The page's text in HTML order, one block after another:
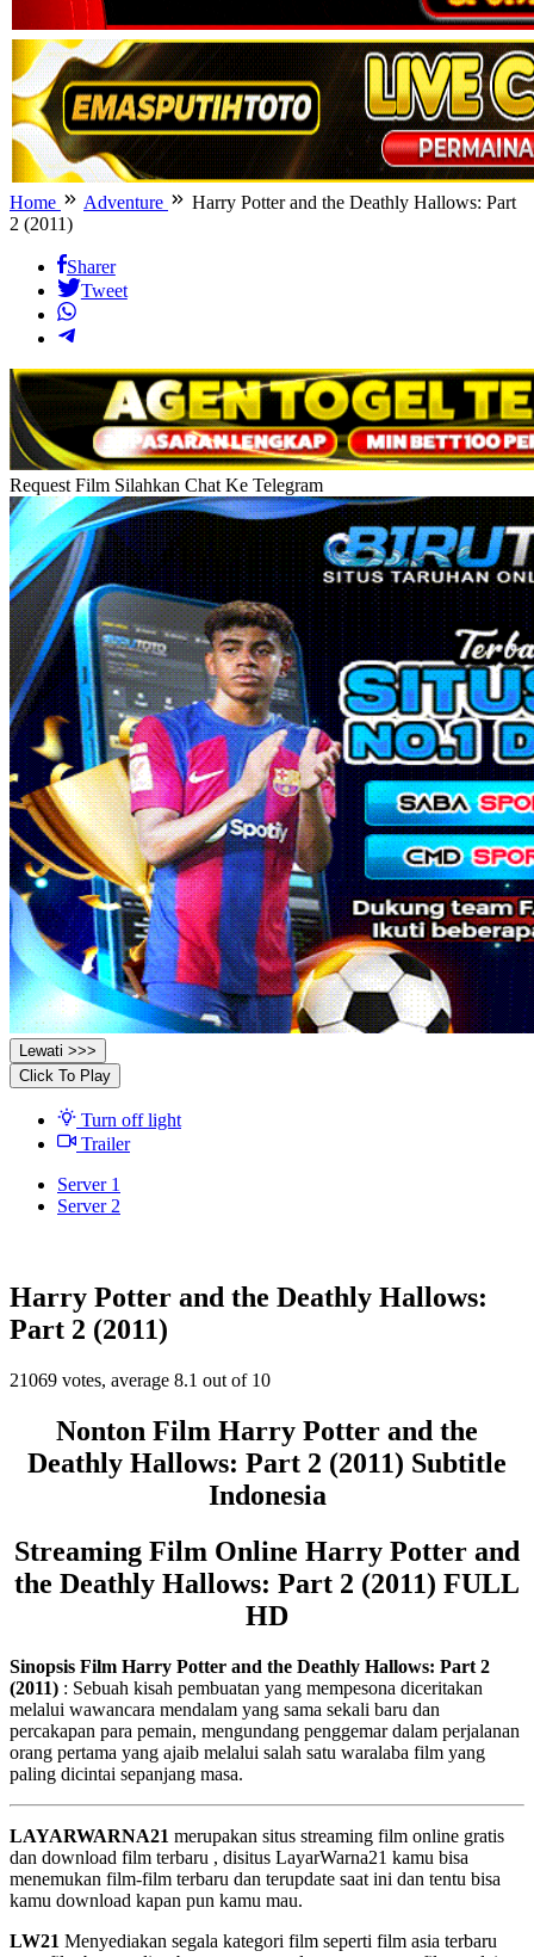
Home Adventure
Harry Potter and the Deathly Hallows: Part
2 (2011)
Sharer
Tweet
Request Film Silahkan Chat Ke Telegram
Lewati >>>
Click To Play
Turn off light
Trailer
Server 1
Server 2
Harry Potter and the Deathly Hallows:
Part 2 (2011)
21069 votes, average 8.1 out of 10
Nonton Film Harry Potter and the
Deathly Hallows: Part 2 (2011) Subtitle
Indonesia
Streaming Film Online Harry Potter and
the Deathly Hallows: Part 2 (2011) FULL
HD
Sinopsis Film Harry Potter and the Deathly Hallows: Part 2
(2011) : Sebuah kisah pembuatan yang mempesona diceritakan
melalui wawancara mendalam yang sama sekali baru dan
percakapan para pemain, mengundang penggemar dalam perjalanan
orang pertama yang ajaib melalui salah satu waralaba film yang
paling dicintai sepanjang masa.
LAYARWARNA21 merupakan situs streaming film online gratis
dan download film terbaru , disitus LayarWarna21 kamu bisa
menemukan film-film terbaru dan terupdate saat ini dan tentu bisa
kamu download kapan pun kamu mau.
LW21 Menyediakan segala kategori film seperti film asia terbaru